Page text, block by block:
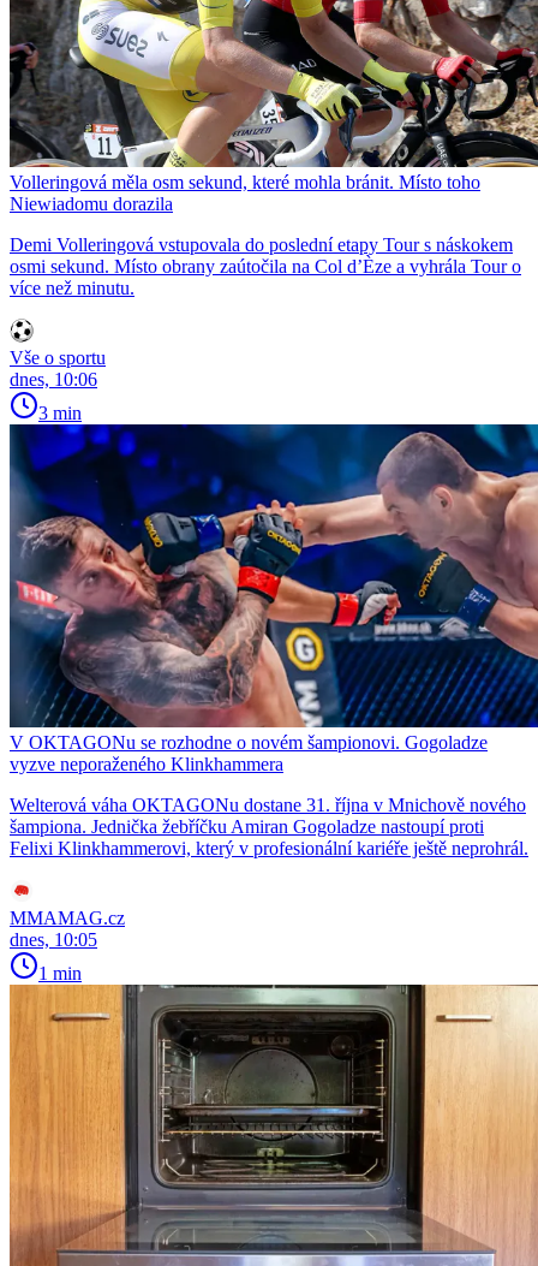
Volleringová měla osm sekund, které mohla bránit. Místo toho
Niewiadomu dorazila
Demi Volleringová vstupovala do poslední etapy Tour s náskokem
osmi sekund. Místo obrany zaútočila na Col d’Èze a vyhrála Tour o
více než minutu.
Vše o sportu
dnes, 10:06
3 min
V OKTAGONu se rozhodne o novém šampionovi. Gogoladze
vyzve neporaženého Klinkhammera
Welterová váha OKTAGONu dostane 31. října v Mnichově nového
šampiona. Jednička žebříčku Amiran Gogoladze nastoupí proti
Felixi Klinkhammerovi, který v profesionální kariéře ještě neprohrál.
MMAMAG.cz
dnes, 10:05
1 min